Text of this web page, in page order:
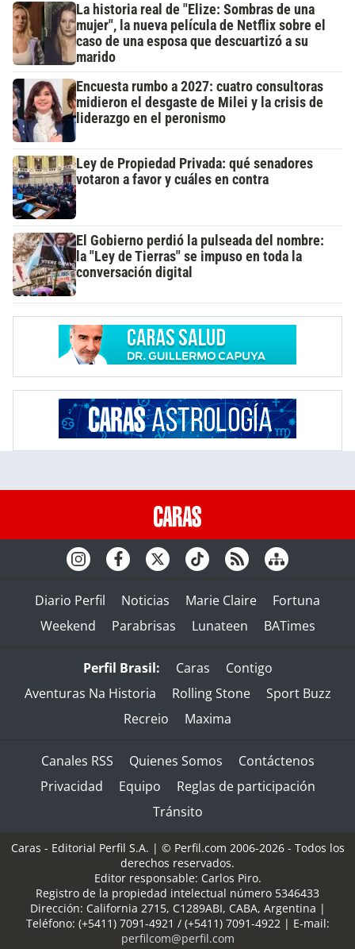
La historia real de "Elize: Sombras de una
mujer", la nueva película de Netflix sobre el
caso de una esposa que descuartizó a su
marido
Encuesta rumbo a 2027: cuatro consultoras
midieron el desgaste de Milei y la crisis de
liderazgo en el peronismo
Ley de Propiedad Privada: qué senadores
votaron a favor y cuáles en contra
El Gobierno perdió la pulseada del nombre:
la "Ley de Tierras" se impuso en toda la
conversación digital
Diario Perfil Noticias Marie Claire
Fortuna
Weekend
Parabrisas Lunateen BATimes
Perfil Brasil: Caras
Contigo
Aventuras Na Historia
Rolling Stone
Sport Buzz
Recreio
Maxima
Canales RSS Quienes Somos
Contáctenos
Privacidad
Equipo
Reglas de participación
Tránsito
Caras - Editorial Perfil S.A. | © Perfil.com 2006-2026 - Todos los
derechos reservados.
Editor responsable: Carlos Piro.
Registro de la propiedad intelectual número 5346433
Dirección: California 2715, C1289ABI, CABA, Argentina |
Teléfono: (+5411) 7091-4921 / (+5411) 7091-4922| E-mail:
perfilcom@perfil.com